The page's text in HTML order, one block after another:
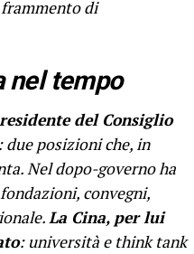
di
nel tempo
del Consiglio
due posizioni che, in
Nel dopo-governo ha
convegni,
La Cina, per lui
: università e think tank